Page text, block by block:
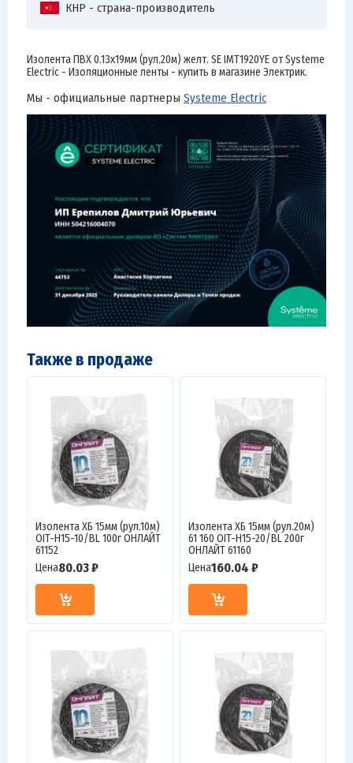
КНР - страна-производитель
Изолента ПВХ 0.13х19мм (рул.20м) желт. SE IMT1920YE от Systeme
Electric - Изоляционные ленты - купить в магазине Электрик.
Мы - официальные партнеры Systeme Electric
Также в продаже
Изолента ХБ 15мм (рул.10м)
OIT-H15-10/BL 100г ОНЛАЙТ
61152
Цена80.03 ₽
Изолента ХБ 15мм (рул.20м)
61 160 OIT-H15-20/BL 200г
ОНЛАЙТ 61160
Цена160.04 ₽